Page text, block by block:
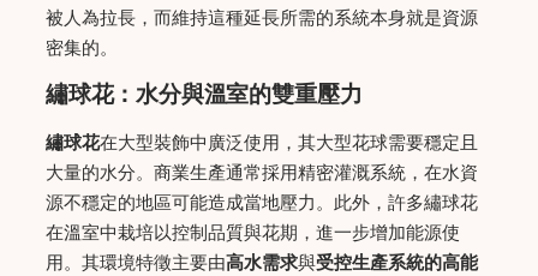
被人為拉長，而維持這種延長所需的系統本身就是資源
密集的。
繡球花：水分與溫室的雙重壓力
繡球花在大型裝飾中廣泛使用，其大型花球需要穩定且
大量的水分。商業生產通常採用精密灌溉系統，在水資
源不穩定的地區可能造成當地壓力。此外，許多繡球花
在溫室中栽培以控制品質與花期，進一步增加能源使
用。其環境特徵主要由高水需求與受控生產系統的高能